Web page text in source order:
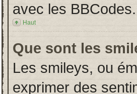
avec les BBCodes.
Haut
Que sont les
Les smileys, ou
exprimer des